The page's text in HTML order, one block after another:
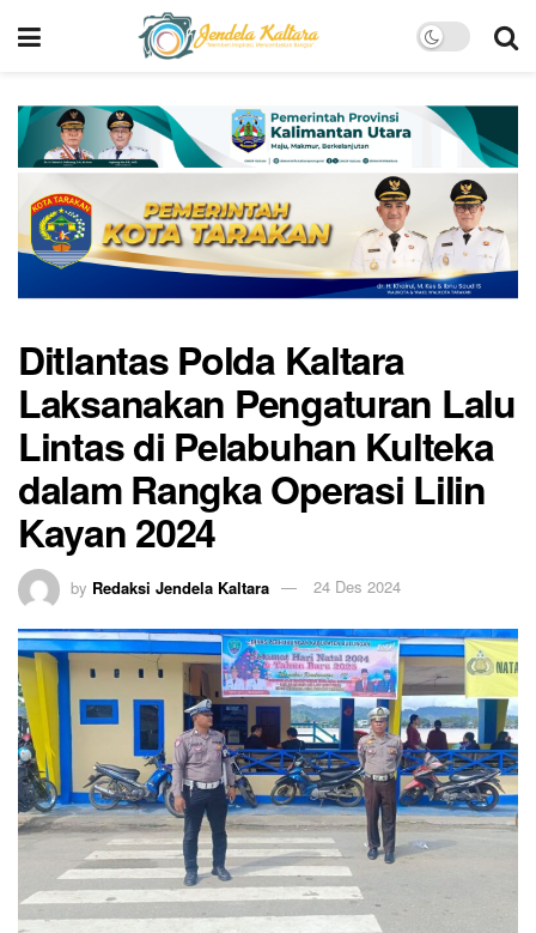
Ditlantas Polda Kaltara
Laksanakan Pengaturan Lalu
Lintas di Pelabuhan Kulteka
dalam Rangka Operasi Lilin
Kayan 2024
by Redaksi Jendela Kaltara 24 Des 2024